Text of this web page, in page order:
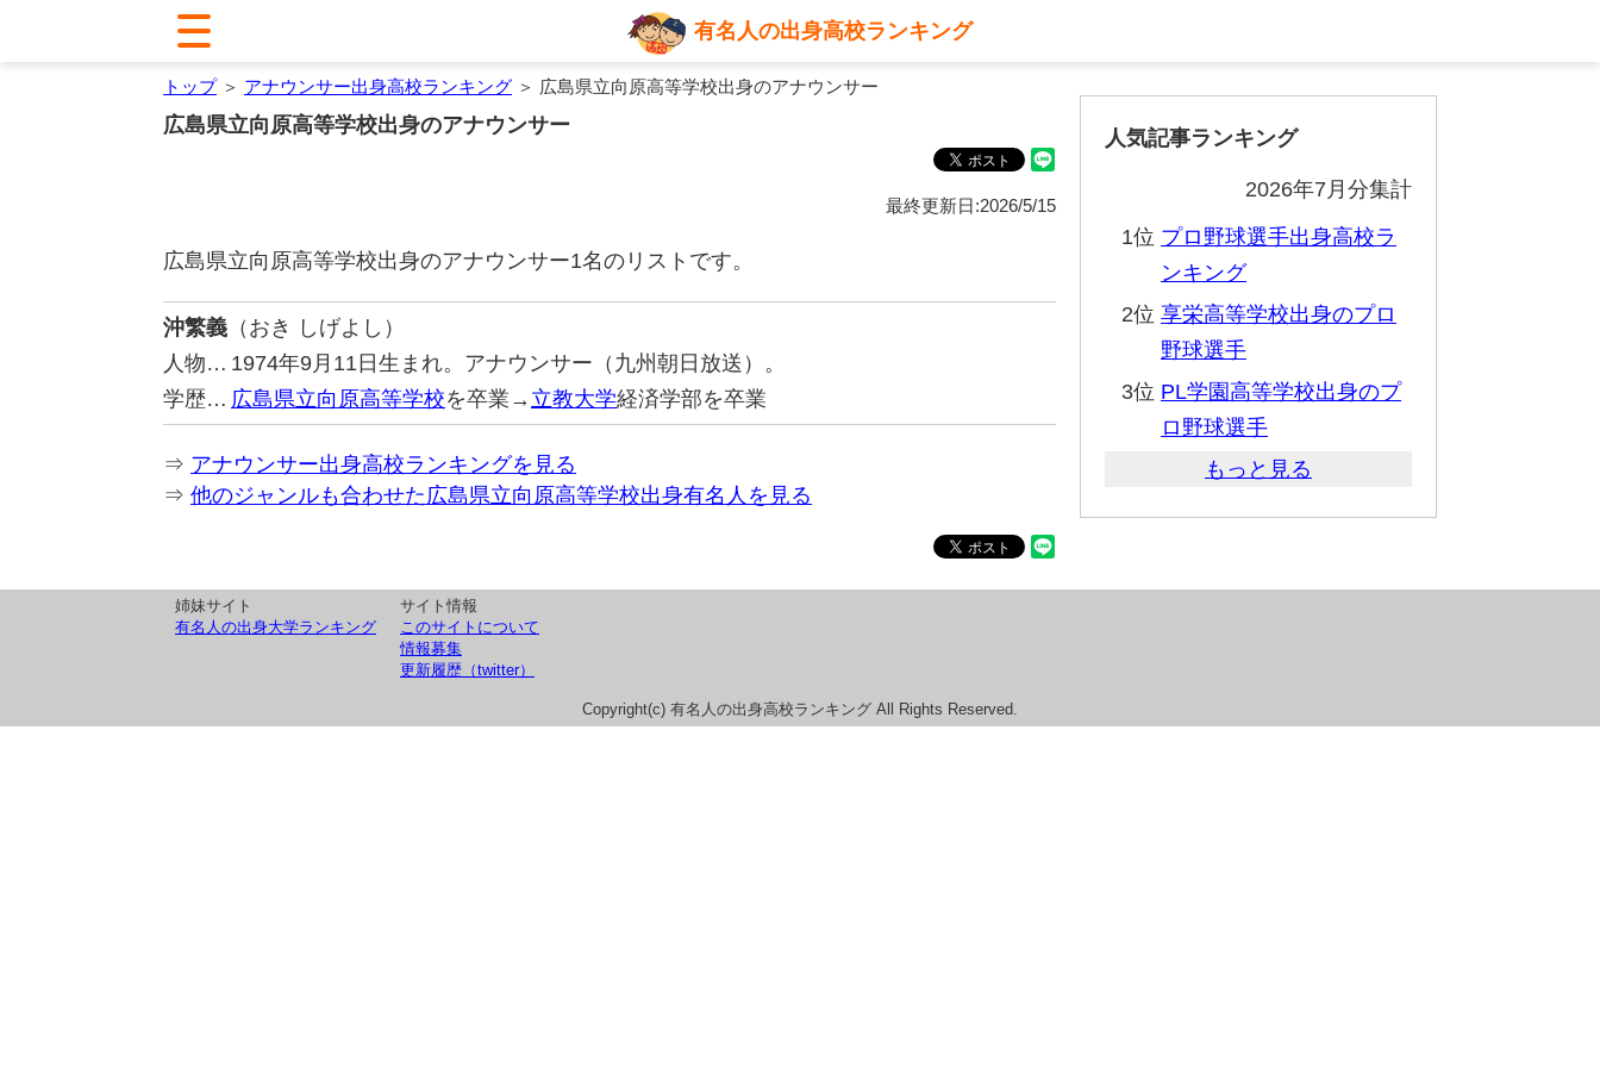
有名人の出身高校ランキング
トップ＞ アナウンサー出身高校ランキング ＞ 広島県立向原高等学校出身のアナウンサー
広島県立向原高等学校出身のアナウンサー
最終更新日:2026/5/15
広島県立向原高等学校出身のアナウンサー1名のリストです。
沖繁義 （おき しげよし）
人物… 1974年9月11日生まれ。アナウンサー（九州朝日放送）。
学歴… 広島県立向原高等学校を卒業→ 立教大学経済学部を卒業
⇒ アナウンサー出身高校ランキングを見る
⇒ 他のジャンルも合わせた広島県立向原高等学校出身有名人を見る
人気記事ランキング
2026年7月分集計
1位 プロ野球選手出身高校ラ
ンキング
2位 享栄高等学校出身のプロ
野球選手
3位 PL学園高等学校出身のプ
ロ野球選手
もっと見る
姉妹サイト
有名人の出身大学ランキング
サイト情報
このサイトについて
情報募集
更新履歴（twitter）
Copyright(c) 有名人の出身高校ランキング All Rights Reserved.